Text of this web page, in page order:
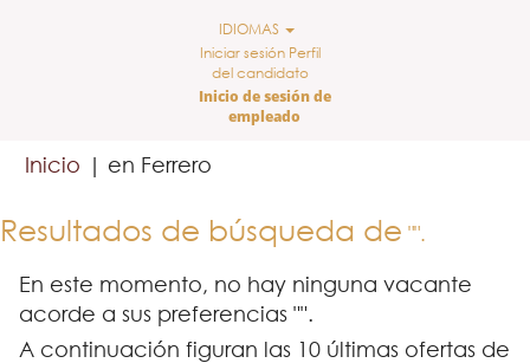
IDIOMAS
Iniciar sesión Perfil
del candidato
Inicio de sesión de
empleado
Inicio | en Ferrero
Resultados de búsqueda de "".
En este momento, no hay ninguna vacante
acorde a sus preferencias "".
A continuación figuran las 10 últimas ofertas de